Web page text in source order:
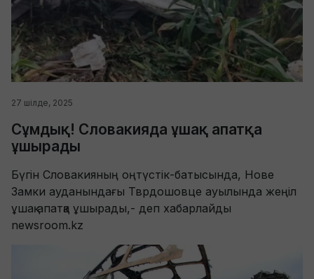
27 шілде, 2025
Сұмдық! Словакияда ұшақ апатқа
ұшырады
Бүгін Словакияның оңтүстік-батысында, Нове
Замки ауданындағы Тврдошовце ауылында жеңіл
ұшақ апатқа ұшырады,- деп хабарлайды
newsroom.kz